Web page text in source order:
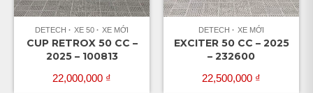
DETECH XE 50 XE MỚI
CUP RETROX 50 CC –
2025 – 100813
22,000,000 ₫
DETECH XE MỚI
EXCITER 50 CC – 2025
– 232600
22,500,000 ₫